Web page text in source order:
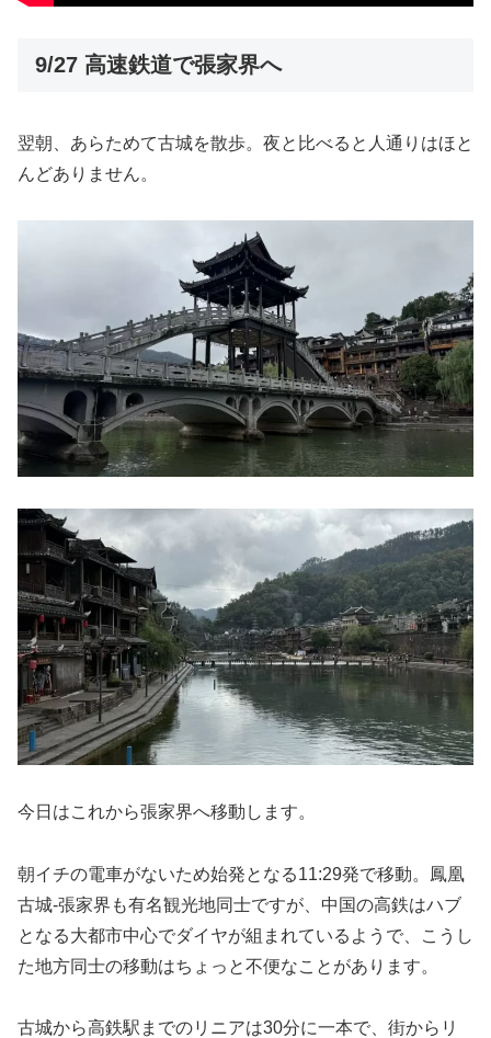
9/27 高速鉄道で張家界へ
翌朝、あらためて古城を散歩。夜と比べると人通りはほと
んどありません。
今日はこれから張家界へ移動します。
朝イチの電車がないため始発となる11:29発で移動。鳳凰
古城-張家界も有名観光地同士ですが、中国の高鉄はハブ
となる大都市中心でダイヤが組まれているようで、こうし
た地方同士の移動はちょっと不便なことがあります。
古城から高鉄駅までのリニアは30分に一本で、街からリ